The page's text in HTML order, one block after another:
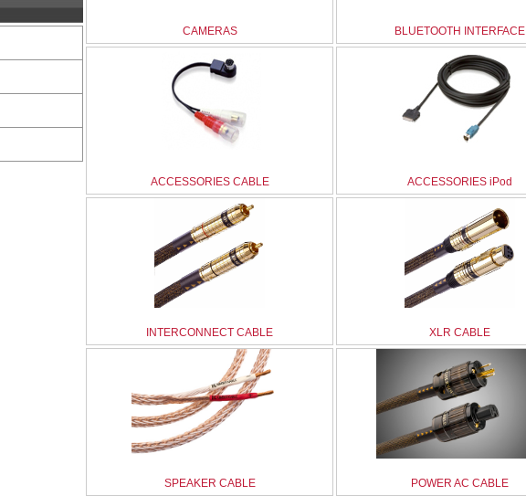
CAMERAS BLUETOOTH INTERFACE
ACCESSORIES CABLE ACCESSORIES iPod
INTERCONNECT CABLE XLR CABLE
SPEAKER CABLE POWER AC CABLE